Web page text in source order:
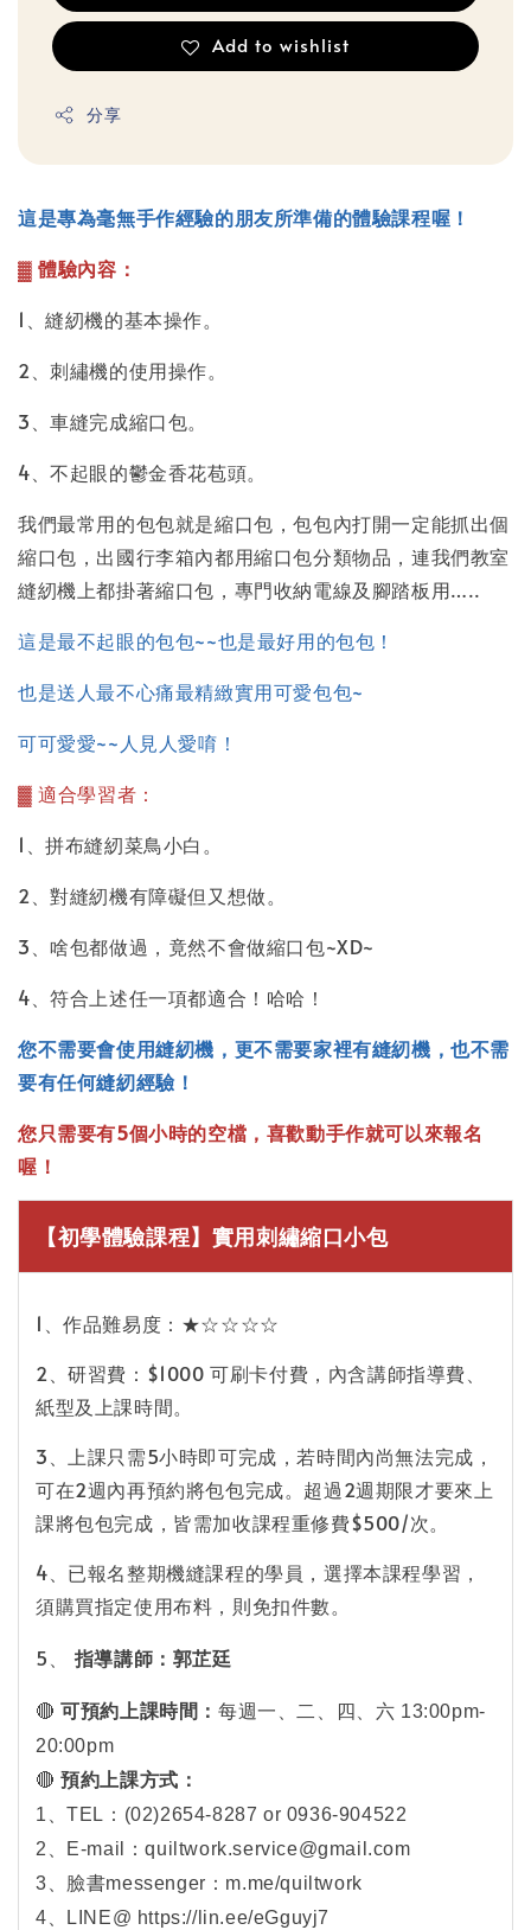
Add to wishlist
分享
這是專為毫無手作經驗的朋友所準備的體驗課程喔！
▓ 體驗內容：
1、縫紉機的基本操作。
2、刺繡機的使用操作。
3、車縫完成縮口包。
4、不起眼的鬱金香花苞頭。
我們最常用的包包就是縮口包，包包內打開一定能抓出個
縮口包，出國行李箱內都用縮口包分類物品，連我們教室
縫紉機上都掛著縮口包，專門收納電線及腳踏板用…..
這是最不起眼的包包~~也是最好用的包包！
也是送人最不心痛最精緻實用可愛包包~
可可愛愛~~人見人愛唷！
▓ 適合學習者：
1、拼布縫紉菜鳥小白。
2、對縫紉機有障礙但又想做。
3、啥包都做過，竟然不會做縮口包~XD~
4、符合上述任一項都適合！哈哈！
您不需要會使用縫紉機，更不需要家裡有縫紉機，也不需
要有任何縫紉經驗！
您只需要有5個小時的空檔，喜歡動手作就可以來報名
喔！
【初學體驗課程】實用刺繡縮口小包
1、作品難易度：★☆☆☆☆
2、研習費：$1000 可刷卡付費，內含講師指導費、
紙型及上課時間。
3、上課只需5小時即可完成，若時間內尚無法完成，
可在2週內再預約將包包完成。超過2週期限才要來上
課將包包完成，皆需加收課程重修費$500/次。
4、已報名整期機縫課程的學員，選擇本課程學習，
須購買指定使用布料，則免扣件數。
5、
指導講師：郭芷廷
🔴 可預約上課時間：每週一、二、四、六 13:00pm-
20:00pm
🔴 預約上課方式：
1、TEL：(02)2654-8287 or 0936-904522
2、E-mail：quiltwork.service@gmail.com
3、臉書messenger：m.me/quiltwork
4、LINE@ https://lin.ee/eGguyj7